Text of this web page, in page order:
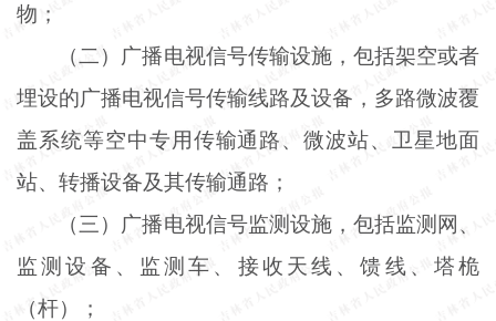
物；
（二）广播电视信号传输设施，包括架空或者
埋设的广播电视信号传输线路及设备，多路微波覆
盖系统等空中专用传输通路、微波站、卫星地面
站、转播设备及其传输通路；
（三）广播电视信号监测设施，包括监测网、
监测设备、监测车、接收天线、馈线、塔桅
（杆）；